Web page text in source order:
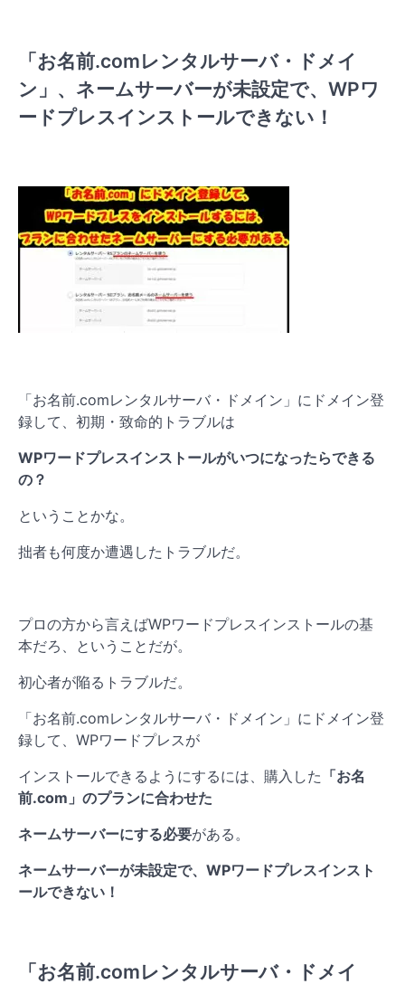
「お名前.comレンタルサーバ・ドメイ
ン」、ネームサーバーが未設定で、WPワ
ードプレスインストールできない！
「お名前.comレンタルサーバ・ドメイン」にドメイン登
録して、初期・致命的トラブルは
WPワードプレスインストールがいつになったらできる
の？
ということかな。
拙者も何度か遭遇したトラブルだ。
プロの方から言えばWPワードプレスインストールの基
本だろ、ということだが。
初心者が陥るトラブルだ。
「お名前.comレンタルサーバ・ドメイン」にドメイン登
録して、WPワードプレスが
インストールできるようにするには、購入した 「お名
前.com」のプランに合わせた
ネームサーバーにする必要がある。
ネームサーバーが未設定で、WPワードプレスインスト
ールできない！
「お名前.comレンタルサーバ・ドメイ